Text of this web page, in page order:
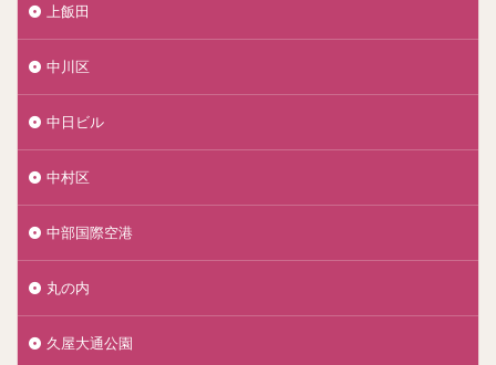
上飯田
中川区
中日ビル
中村区
中部国際空港
丸の内
久屋大通公園